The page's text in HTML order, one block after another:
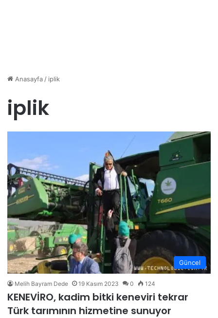
Anasayfa/ iplik
iplik
Güncel
Melih Bayram Dede 19 Kasım 2023 0 124
KENEVİRO, kadim bitki keneviri tekrar
Türk tarımının hizmetine sunuyor